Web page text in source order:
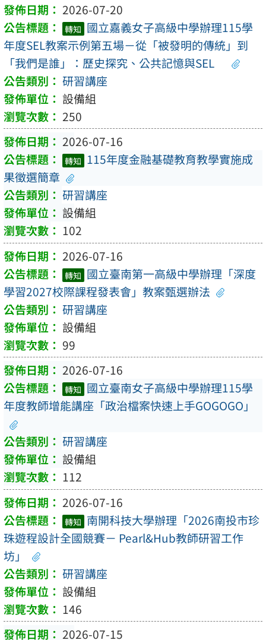
2026-07-20
轉知 國立嘉義女子高級中學辦理115學
年度SEL教案示例第五場－從「被發明的傳統」到
「我們是誰」：歷史探究、公共記憶與SEL
研習講座
設備組
250
2026-07-16
轉知 115年度金融基礎教育教學實施成
果徵選簡章
研習講座
設備組
102
2026-07-16
轉知 國立臺南第一高級中學辦理「深度
學習2027校際課程發表會」教案甄選辦法
研習講座
設備組
99
2026-07-16
轉知 國立臺南女子高級中學辦理115學
年度教師增能講座「政治檔案快速上手GOGOGO」
研習講座
設備組
112
2026-07-16
轉知 南開科技大學辦理「2026南投市珍
珠遊程設計全國競賽－ Pearl&Hub教師研習工作
坊」
研習講座
設備組
146
2026-07-15